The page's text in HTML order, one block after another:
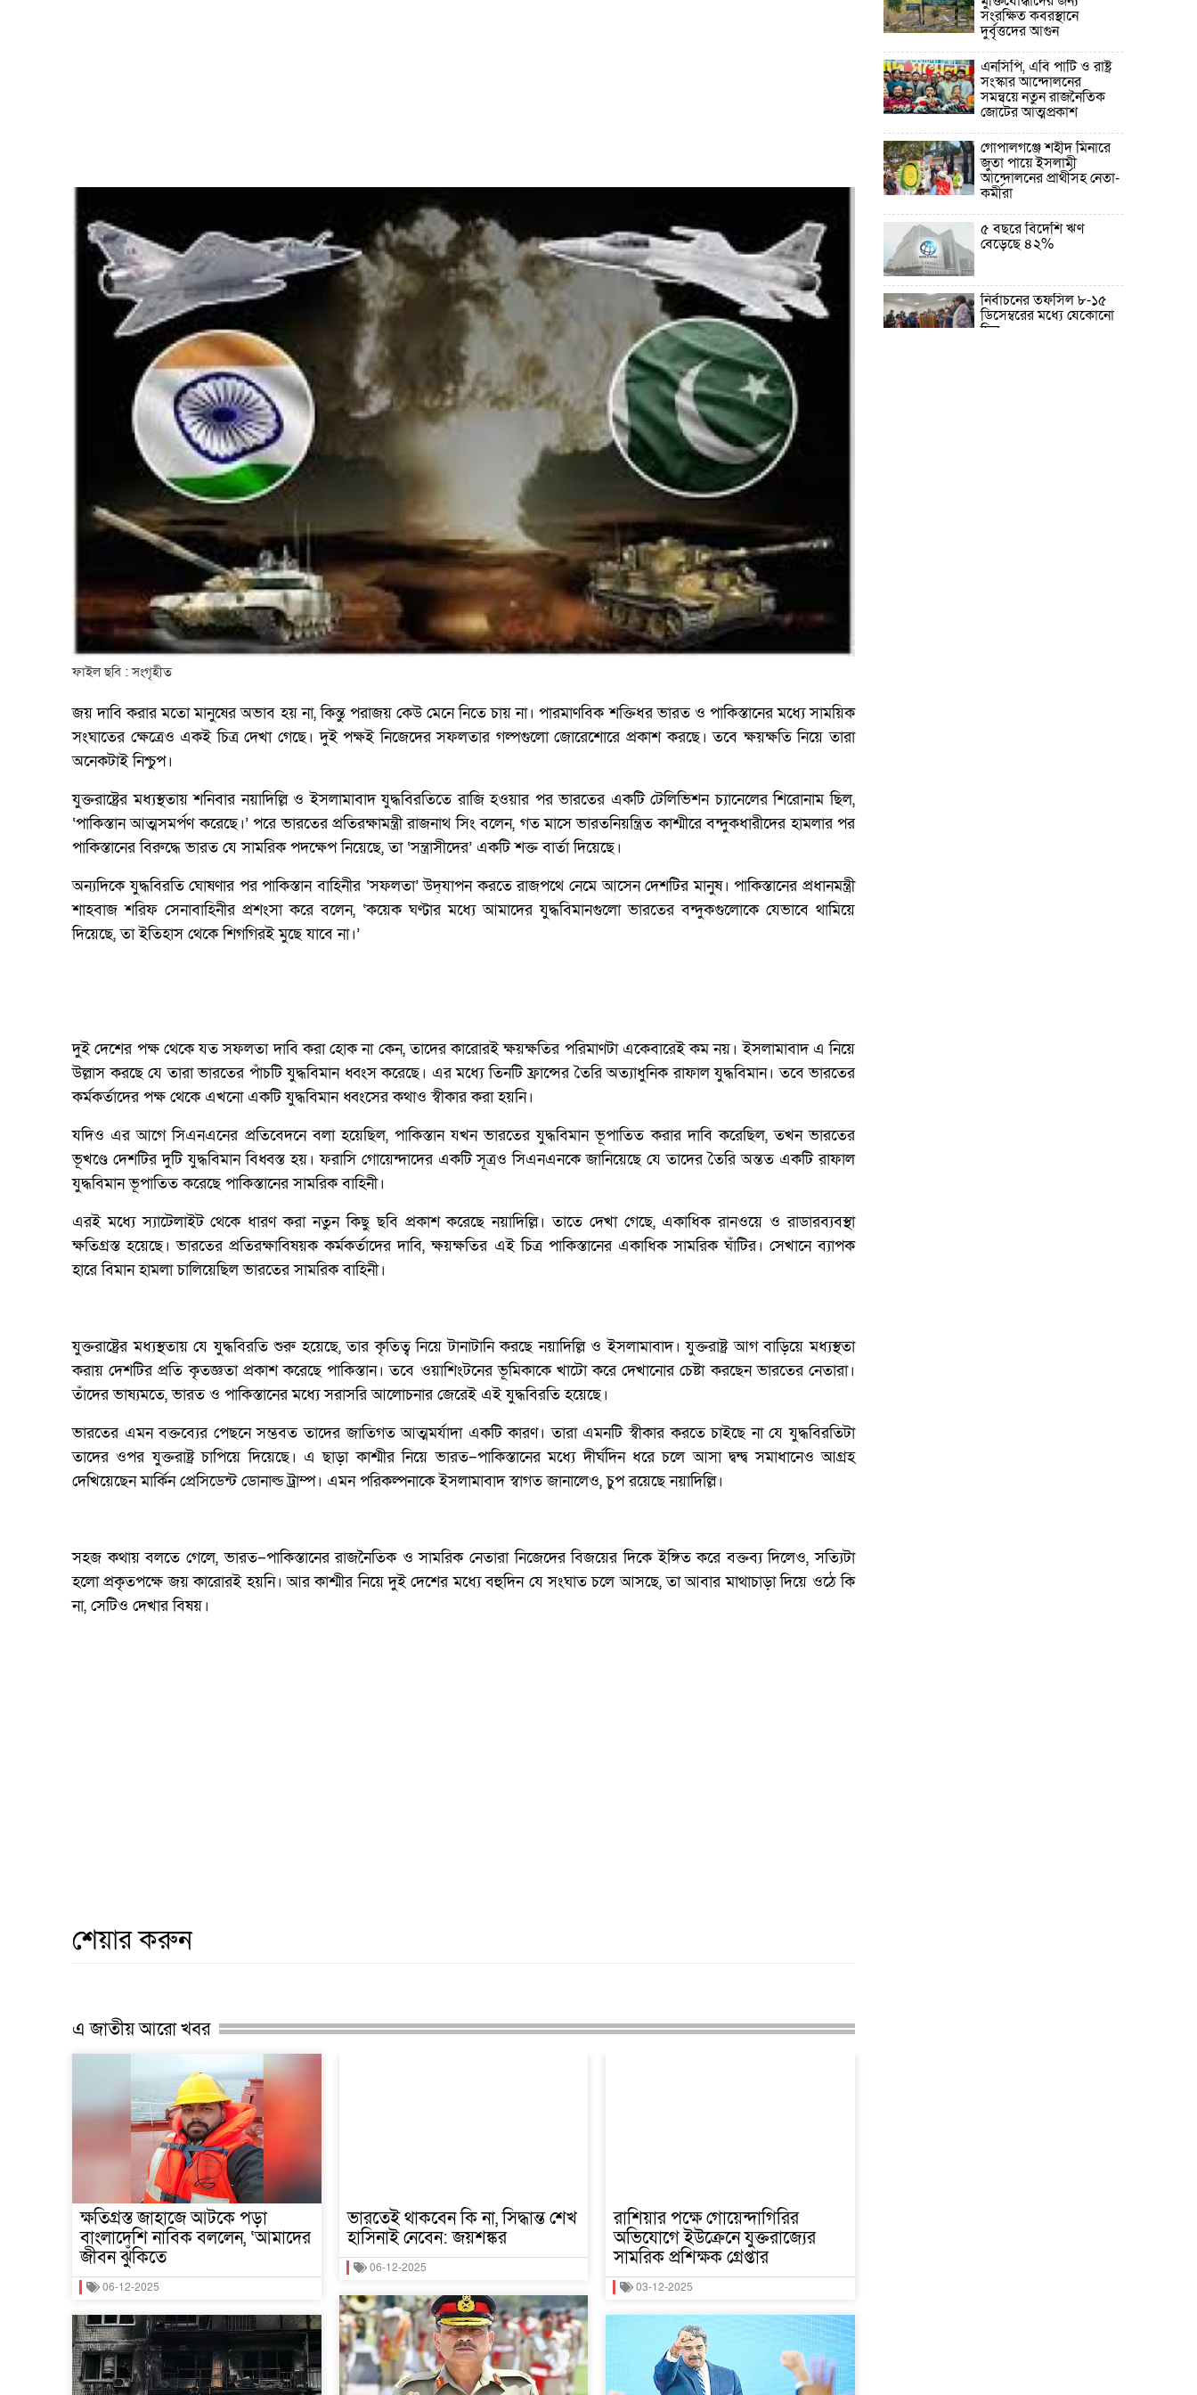
ফাইল ছবি : সংগৃহীত
জয় দাবি করার মতো মানুষের অভাব হয় না, কিন্তু পরাজয় কেউ মেনে নিতে চায় না। পারমাণবিক শক্তিধর ভারত ও পাকিস্তানের মধ্যে সাময়িক
সংঘাতের ক্ষেত্রেও একই চিত্র দেখা গেছে। দুই পক্ষই নিজেদের সফলতার গল্পগুলো জোরেশোরে প্রকাশ করছে। তবে ক্ষয়ক্ষতি নিয়ে তারা
অনেকটাই নিশ্চুপ।
যুক্তরাষ্ট্রের মধ্যস্থতায় শনিবার নয়াদিল্লি ও ইসলামাবাদ যুদ্ধবিরতিতে রাজি হওয়ার পর ভারতের একটি টেলিভিশন চ্যানেলের শিরোনাম ছিল,
‘পাকিস্তান আত্মসমর্পণ করেছে।’ পরে ভারতের প্রতিরক্ষামন্ত্রী রাজনাথ সিং বলেন, গত মাসে ভারতনিয়ন্ত্রিত কাশ্মীরে বন্দুকধারীদের হামলার পর
পাকিস্তানের বিরুদ্ধে ভারত যে সামরিক পদক্ষেপ নিয়েছে, তা ‘সন্ত্রাসীদের’ একটি শক্ত বার্তা দিয়েছে।
অন্যদিকে যুদ্ধবিরতি ঘোষণার পর পাকিস্তান বাহিনীর ‘সফলতা’ উদ্‌যাপন করতে রাজপথে নেমে আসেন দেশটির মানুষ। পাকিস্তানের প্রধানমন্ত্রী
শাহবাজ শরিফ সেনাবাহিনীর প্রশংসা করে বলেন, ‘কয়েক ঘণ্টার মধ্যে আমাদের যুদ্ধবিমানগুলো ভারতের বন্দুকগুলোকে যেভাবে থামিয়ে
দিয়েছে, তা ইতিহাস থেকে শিগগিরই মুছে যাবে না।’
দুই দেশের পক্ষ থেকে যত সফলতা দাবি করা হোক না কেন, তাদের কারোরই ক্ষয়ক্ষতির পরিমাণটা একেবারেই কম নয়। ইসলামাবাদ এ নিয়ে
উল্লাস করছে যে তারা ভারতের পাঁচটি যুদ্ধবিমান ধ্বংস করেছে। এর মধ্যে তিনটি ফ্রান্সের তৈরি অত্যাধুনিক রাফাল যুদ্ধবিমান। তবে ভারতের
কর্মকর্তাদের পক্ষ থেকে এখনো একটি যুদ্ধবিমান ধ্বংসের কথাও স্বীকার করা হয়নি।
যদিও এর আগে সিএনএনের প্রতিবেদনে বলা হয়েছিল, পাকিস্তান যখন ভারতের যুদ্ধবিমান ভূপাতিত করার দাবি করেছিল, তখন ভারতের
ভূখণ্ডে দেশটির দুটি যুদ্ধবিমান বিধ্বস্ত হয়। ফরাসি গোয়েন্দাদের একটি সূত্রও সিএনএনকে জানিয়েছে যে তাদের তৈরি অন্তত একটি রাফাল
যুদ্ধবিমান ভূপাতিত করেছে পাকিস্তানের সামরিক বাহিনী।
এরই মধ্যে স্যাটেলাইট থেকে ধারণ করা নতুন কিছু ছবি প্রকাশ করেছে নয়াদিল্লি। তাতে দেখা গেছে, একাধিক রানওয়ে ও রাডারব্যবস্থা
ক্ষতিগ্রস্ত হয়েছে। ভারতের প্রতিরক্ষাবিষয়ক কর্মকর্তাদের দাবি, ক্ষয়ক্ষতির এই চিত্র পাকিস্তানের একাধিক সামরিক ঘাঁটির। সেখানে ব্যাপক
হারে বিমান হামলা চালিয়েছিল ভারতের সামরিক বাহিনী।
যুক্তরাষ্ট্রের মধ্যস্থতায় যে যুদ্ধবিরতি শুরু হয়েছে, তার কৃতিত্ব নিয়ে টানাটানি করছে নয়াদিল্লি ও ইসলামাবাদ। যুক্তরাষ্ট্র আগ বাড়িয়ে মধ্যস্থতা
করায় দেশটির প্রতি কৃতজ্ঞতা প্রকাশ করেছে পাকিস্তান। তবে ওয়াশিংটনের ভূমিকাকে খাটো করে দেখানোর চেষ্টা করছেন ভারতের নেতারা।
তাঁদের ভাষ্যমতে, ভারত ও পাকিস্তানের মধ্যে সরাসরি আলোচনার জেরেই এই যুদ্ধবিরতি হয়েছে।
ভারতের এমন বক্তব্যের পেছনে সম্ভবত তাদের জাতিগত আত্মমর্যাদা একটি কারণ। তারা এমনটি স্বীকার করতে চাইছে না যে যুদ্ধবিরতিটা
তাদের ওপর যুক্তরাষ্ট্র চাপিয়ে দিয়েছে। এ ছাড়া কাশ্মীর নিয়ে ভারত–পাকিস্তানের মধ্যে দীর্ঘদিন ধরে চলে আসা দ্বন্দ্ব সমাধানেও আগ্রহ
দেখিয়েছেন মার্কিন প্রেসিডেন্ট ডোনাল্ড ট্রাম্প। এমন পরিকল্পনাকে ইসলামাবাদ স্বাগত জানালেও, চুপ রয়েছে নয়াদিল্লি।
সহজ কথায় বলতে গেলে, ভারত–পাকিস্তানের রাজনৈতিক ও সামরিক নেতারা নিজেদের বিজয়ের দিকে ইঙ্গিত করে বক্তব্য দিলেও, সত্যিটা
হলো প্রকৃতপক্ষে জয় কারোরই হয়নি। আর কাশ্মীর নিয়ে দুই দেশের মধ্যে বহুদিন যে সংঘাত চলে আসছে, তা আবার মাথাচাড়া দিয়ে ওঠে কি
না, সেটিও দেখার বিষয়।
শেয়ার করুন
এ জাতীয় আরো খবর
ক্ষতিগ্রস্ত জাহাজে আটকে পড়া
বাংলাদেশি নাবিক বললেন, ‘আমাদের
জীবন ঝুঁকিতে
06-12-2025
ভারতেই থাকবেন কি না, সিদ্ধান্ত শেখ
হাসিনাই নেবেন: জয়শঙ্কর
06-12-2025
রাশিয়ার পক্ষে গোয়েন্দাগিরির
অভিযোগে ইউক্রেনে যুক্তরাজ্যের
সামরিক প্রশিক্ষক গ্রেপ্তার
03-12-2025
সংরক্ষিত কবরস্থানে
দুর্বৃত্তদের আগুন
এনসিপি, এবি পার্টি ও রাষ্ট্র
সংস্কার আন্দোলনের
সমন্বয়ে নতুন রাজনৈতিক
জোটের আত্মপ্রকাশ
গোপালগঞ্জে শহীদ মিনারে
জুতা পায়ে ইসলামী
আন্দোলনের প্রার্থীসহ নেতা-
কর্মীরা
৫ বছরে বিদেশি ঋণ
বেড়েছে ৪২%
নির্বাচনের তফসিল ৮-১৫
ডিসেম্বরের মধ্যে যেকোনো
দিন